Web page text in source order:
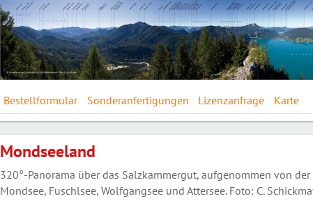
Bestellformular Sonderanfertigungen Lizenzanfrage Karte
Mondseeland
320°-Panorama über das Salzkammergut, aufgenommen von
Mondsee, Fuschlsee, Wolfgangsee und Attersee. Foto: C.